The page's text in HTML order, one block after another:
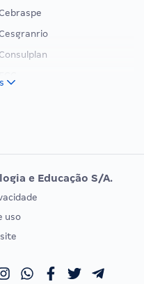
Consulplan
Vunesp
EXAME DE ORDEM
OAB
e Educação S/A.
uso